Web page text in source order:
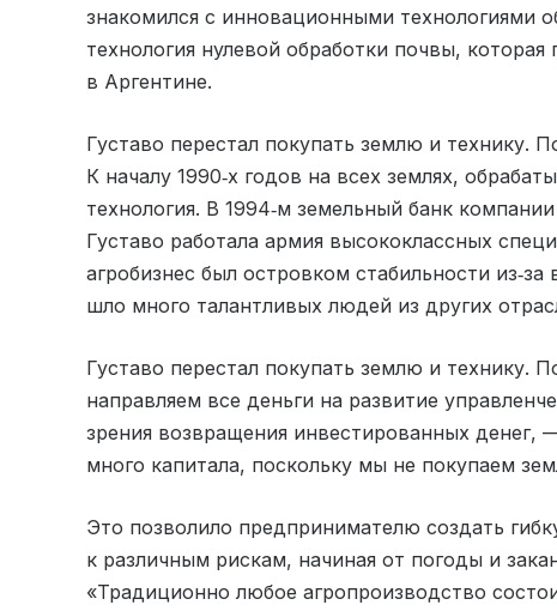
знакомился с инновационными технологиями
технология нулевой обработки почвы,
в Аргентине.
Густаво перестал покупать землю и технику.
К началу 1990‑х годов на всех землях,
технология. В 1994‑м земельный банк
Густаво работала армия высококлассных
агробизнес был островком стабильности
шло много талантливых людей из других
Густаво перестал покупать землю и технику.
направляем все деньги на развитие
зрения возвращения инвестированных
много капитала, поскольку мы не покупаем
Это позволило предпринимателю создать
к различным рискам, начиная от погоды и
«Традиционно любое агропроизводство